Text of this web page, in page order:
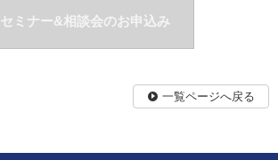
セミナー&相談会のお申込み
一覧ページへ戻る